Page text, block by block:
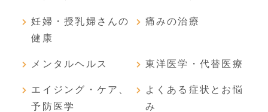
妊婦・授乳婦さんの
健康
痛みの治療
メンタルヘルス 東洋医学・代替医療
エイジング・ケア、
予防医学
よくある症状とお悩
み